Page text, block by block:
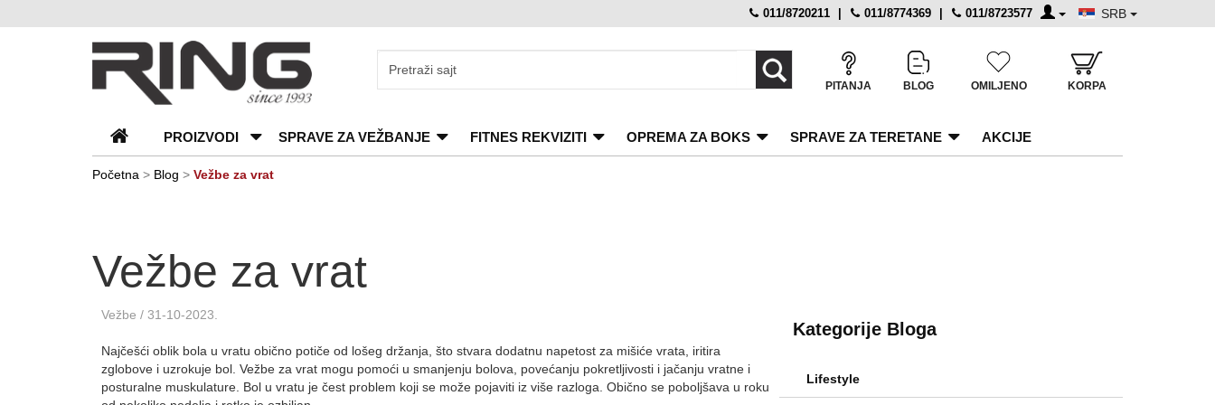
O
nama
Katalozi
Kontakt
Blog
011/8720211 | 011/8774369 | 011/8723577 SRB
PITANJA BLOG OMILJENO KORPA
PROIZVODI SPRAVE ZA VEŽBANJE FITNES REKVIZITI OPREMA ZA BOKS SPRAVE ZA TERETANE AKCIJE
Početna > Blog > Vežbe za vrat
Vežbe za vrat
Vežbe / 31-10-2023.
Najčešći oblik bola u vratu obično potiče od lošeg držanja, što stvara dodatnu napetost za mišiće vrata, iritira
zglobove i uzrokuje bol. Vežbe za vrat mogu pomoći u smanjenju bolova, povećanju pokretljivosti i jačanju vratne i
posturalne muskulature. Bol u vratu je čest problem koji se može pojaviti iz više razloga. Obično se poboljšava u roku
Kategorije Bloga
Lifestyle